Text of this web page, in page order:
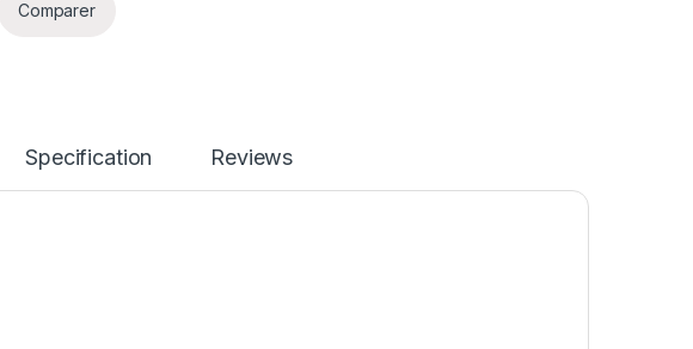
Comparer
Specification Reviews